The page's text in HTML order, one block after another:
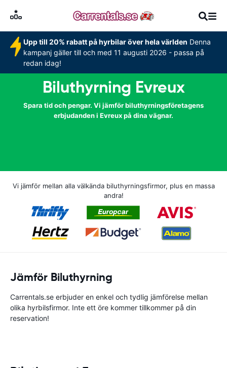
Upp till 20% rabatt på hyrbilar över hela världen Denna
kampanj gäller till och med 11 augusti 2026 - passa på
redan idag!
Biluthyrning Evreux
Spara tid och pengar. Vi jämför biluthyrningsföretagens
erbjudanden i Evreux på dina vägnar.
Vi jämför mellan alla välkända biluthyrningsfirmor, plus en massa
andra!
Jämför Biluthyrning
Carrentals.se erbjuder en enkel och tydlig jämförelse mellan
olika hyrbilsfirmor. Inte ett öre kommer tillkommer på din
reservation!